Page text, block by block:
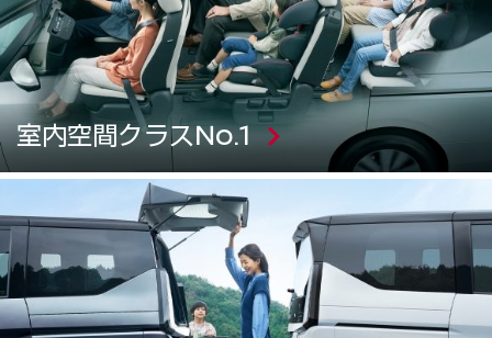
室内空間クラスNo.1